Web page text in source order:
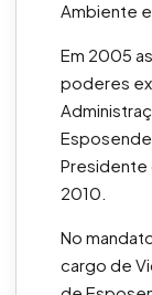
Ambiente
Em 2005
poderes
Presidente
2010.
No
cargo de